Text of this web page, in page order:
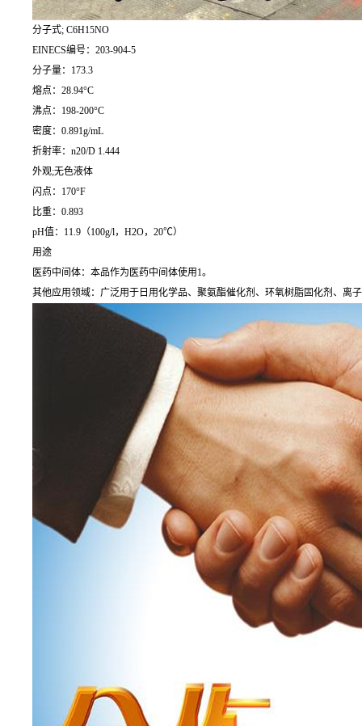
分子式; C6H15NO
EINECS编号：203-904-5
分子量：173.3
熔点：28.94°C
沸点：198-200°C
密度：0.891g/mL
折射率：n20/D 1.444
外观;无色液体
闪点：170°F
比重：0.893
pH值：11.9（100g/l，H2O，20℃）
用途
医药中间体：本品作为医药中间体使用1。
其他应用领域：广泛用于日用化学品、聚氨酯催化剂、环氧树脂固化剂、离